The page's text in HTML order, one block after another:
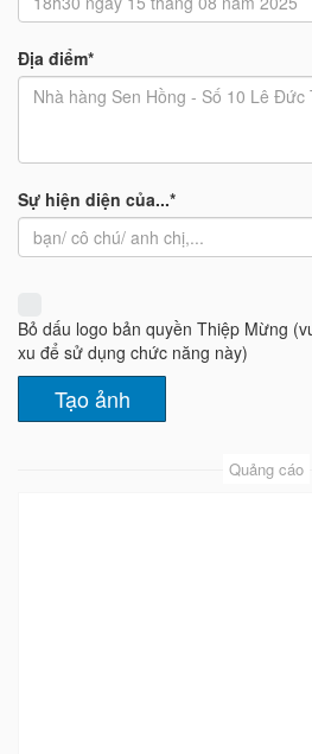
Địa điểm*
Sự hiện diện của...*
Bỏ dấu logo bản quyền Thiệp Mừng
xu để sử dụng chức năng này)
Quảng cáo